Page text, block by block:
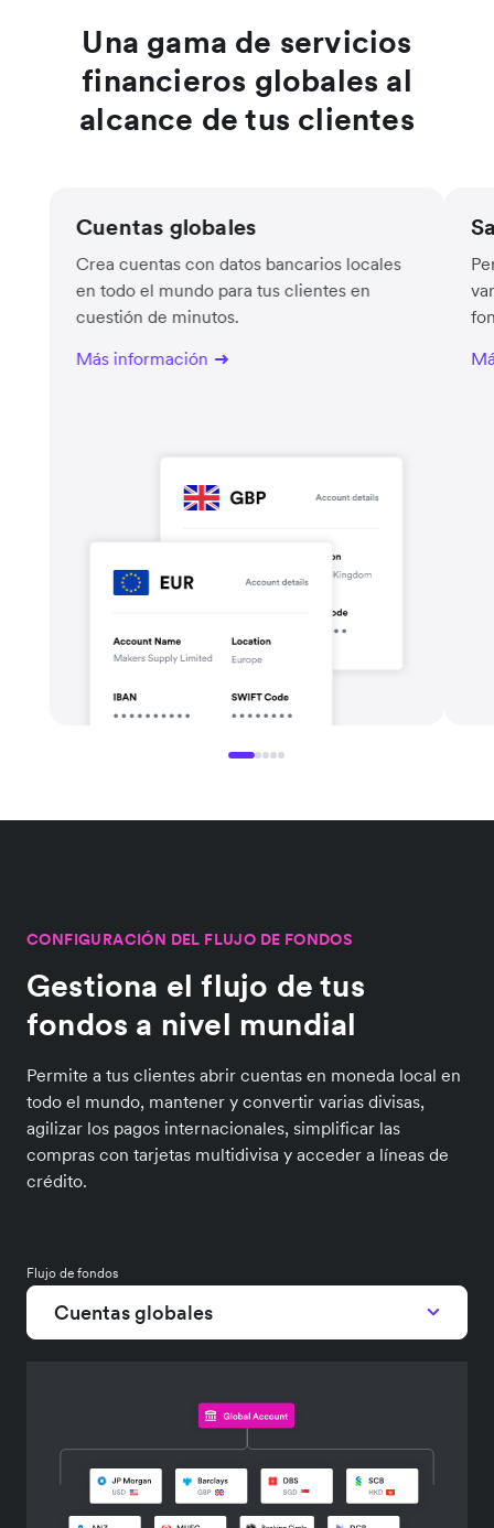
Una gama de servicios
financieros globales al
alcance de tus clientes
Cuentas globales
Crea cuentas con datos bancarios locales
en todo el mundo para tus clientes en
cuestión de minutos.
Más información
CONFIGURACIÓN DEL FLUJO DE FONDOS
Gestiona el flujo de tus
fondos a nivel mundial
Permite a tus clientes abrir cuentas en moneda local en
todo el mundo, mantener y convertir varias divisas,
agilizar los pagos internacionales, simplificar las
compras con tarjetas multidivisa y acceder a líneas de
crédito.
Flujo de fondos
Cuentas globales